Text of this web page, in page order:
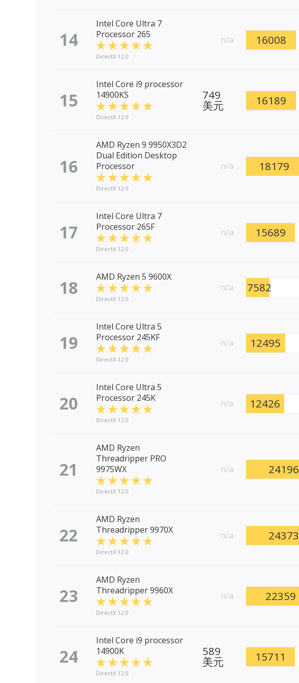
14
Intel Core Ultra 7
Processor 265
DirectX 12.0
n/a 16008
15
Intel Core i9 processor
14900KS
DirectX 12.0
749
美元 16189
16
AMD Ryzen 9 9950X3D2
Dual Edition Desktop
Processor
DirectX 12.0
n/a 18179
17
Intel Core Ultra 7
Processor 265F
DirectX 12.0
n/a 15689
18 AMD Ryzen 5 9600X
DirectX 12.0
n/a 7582
19
Intel Core Ultra 5
Processor 245KF
DirectX 12.0
n/a 12495
20
Intel Core Ultra 5
Processor 245K
DirectX 12.0
n/a 12426
21
AMD Ryzen
Threadripper PRO
9975WX
DirectX 12.0
n/a 24196
22
AMD Ryzen
Threadripper 9970X
DirectX 12.0
n/a 24373
23
AMD Ryzen
Threadripper 9960X
DirectX 12.0
n/a 22359
24
Intel Core i9 processor
14900K
DirectX 12.0
589
美元 15711